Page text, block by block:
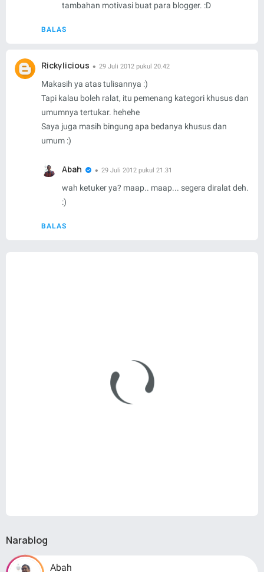
BALAS
tambahan motivasi buat para blogger. :D
Rickylicious 29 Juli 2012 pukul 20.42
Makasih ya atas tulisannya :)
Tapi kalau boleh ralat, itu pemenang kategori khusus dan
umumnya tertukar. hehehe
Saya juga masih bingung apa bedanya khusus dan
umum :)
BALAS
Abah 29 Juli 2012 pukul 21.31
wah ketuker ya? maap.. maap... segera diralat deh.
:)
Narablog
Abah